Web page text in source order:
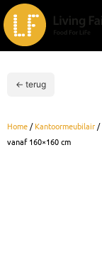
Ga
naar
de
inhoud
← terug
Home /Kantoormeubilair /
vanaf 160×160 cm